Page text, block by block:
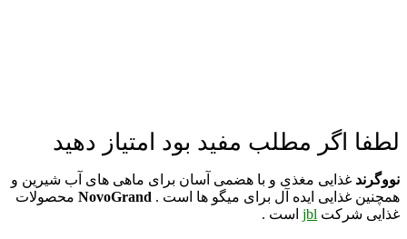
لطفا اگر مطلب مفید بود امتیاز دهید
نووگرند غذایی مغذی و با هضمی آسان برای ماهی های آب شیرین و
همچنین غذایی ایده آل برای میگو ها است .
محصولات
غذایی شرکت jbl است .